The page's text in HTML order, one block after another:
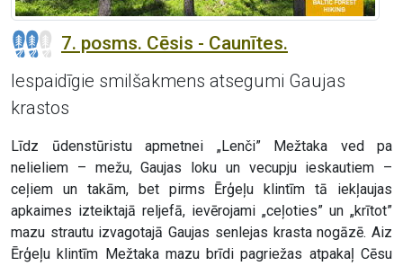
7. posms. Cēsis - Caunītes.
Iespaidīgie smilšakmens atsegumi Gaujas
krastos
Līdz ūdenstūristu apmetnei „Lenči” Mežtaka ved pa
nelieliem – mežu, Gaujas loku un vecupju ieskautiem –
ceļiem un takām, bet pirms Ērģeļu klintīm tā iekļaujas
apkaimes izteiktajā reljefā, ievērojami „ceļoties” un „krītot”
mazu strautu izvagotajā Gaujas senlejas krasta nogāzē. Aiz
Ērģeļu klintīm Mežtaka mazu brīdi pagriežas atpakaļ Cēsu